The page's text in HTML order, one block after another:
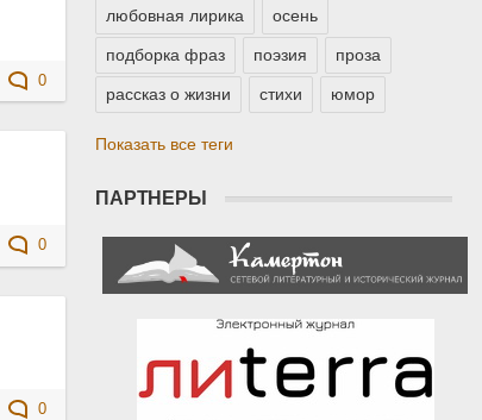
0
0
0
любовная лирика осень
подборка фраз поэзия проза
рассказ о жизни стихи юмор
Показать все теги
ПАРТНЕРЫ